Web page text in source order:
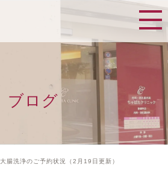
ブログ
大腸洗浄のご予約状況（2月19日更新）